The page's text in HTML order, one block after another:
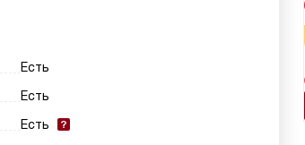
Есть
Есть
Есть